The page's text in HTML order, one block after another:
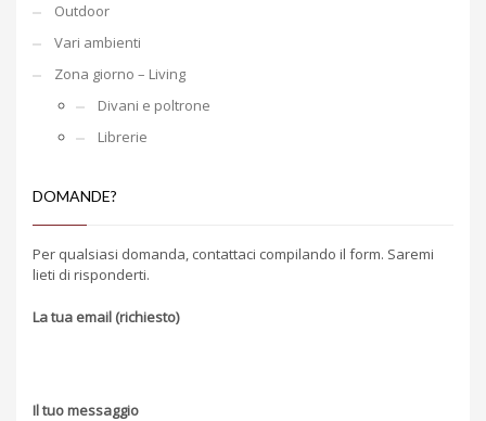
Outdoor
Vari ambienti
Zona giorno – Living
Divani e poltrone
Librerie
DOMANDE?
Per qualsiasi domanda, contattaci compilando il form. Saremi
lieti di risponderti.
La tua email (richiesto)
Il tuo messaggio